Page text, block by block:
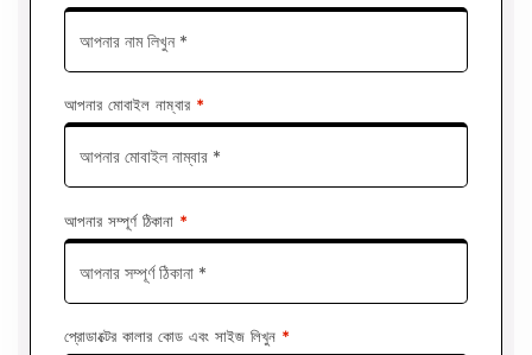
আপনার মোবাইল নাম্বার *
আপনার সম্পূর্ণ ঠিকানা *
প্রোডাক্টের কালার কোড এবং সাইজ লিখুন *